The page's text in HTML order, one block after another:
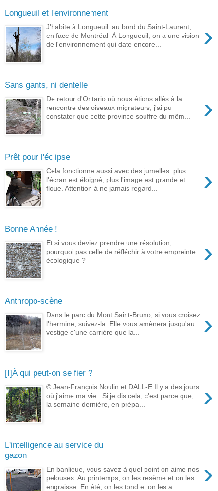
Longueuil et l'environnement
›
J'habite à Longueuil, au bord du Saint-Laurent,
en face de Montréal. À Longueuil, on a une vision
de l'environnement qui date encore...
Sans gants, ni dentelle
›
De retour d'Ontario où nous étions allés à la
rencontre des oiseaux migrateurs, j'ai pu
constater que cette province souffre du mêm...
Prêt pour l'éclipse
›
Cela fonctionne aussi avec des jumelles: plus
l'écran est éloigné, plus l'image est grande et...
floue. Attention à ne jamais regard...
Bonne Année !
›
Et si vous deviez prendre une résolution,
pourquoi pas celle de réfléchir à votre empreinte
écologique ?
Anthropo-scène
›
Dans le parc du Mont Saint-Bruno, si vous croisez
l'hermine, suivez-la. Elle vous amènera jusqu'au
vestige d'une carrière que la...
[I]À qui peut-on se fier ?
›
© Jean-François Noulin et DALL-E Il y a des jours
où j'aime ma vie. Si je dis cela, c'est parce que,
la semaine dernière, en prépa...
L'intelligence au service du
gazon
›
En banlieue, vous savez à quel point on aime nos
pelouses. Au printemps, on les resème et on les
engraisse. En été, on les tond et on les a...